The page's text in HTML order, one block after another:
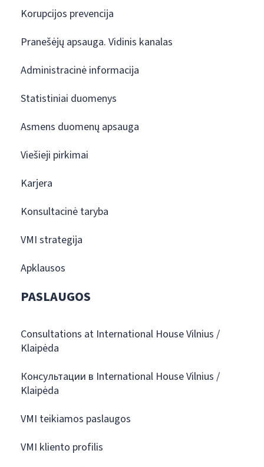
Korupcijos prevencija
Pranešėjų apsauga. Vidinis kanalas
Administracinė informacija
Statistiniai duomenys
Asmens duomenų apsauga
Viešieji pirkimai
Karjera
Konsultacinė taryba
VMI strategija
Apklausos
PASLAUGOS
Consultations at International House Vilnius /
Klaipėda
Консультации в International House Vilnius /
Klaipėda
VMI teikiamos paslaugos
VMI kliento profilis